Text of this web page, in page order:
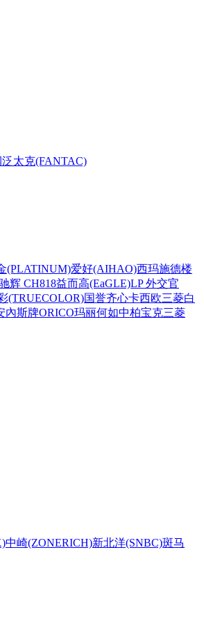
泛太克(FANTAC)
(PLATINUM)爱好(AIHAO)西玛施德楼
辉 CH818益而高(EaGLE)LP 外交官
(TRUECOLOR)国誉齐心卡西欧三菱白
內斯牌ORICO玛丽何如中柏宝克三菱
中崎(ZONERICH)新北洋(SNBC)斑马